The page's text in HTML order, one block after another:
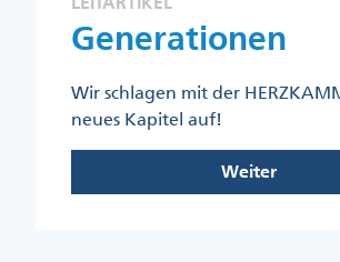
Generationen
Wir schlagen mit der
neues Kapitel auf!
Weiter